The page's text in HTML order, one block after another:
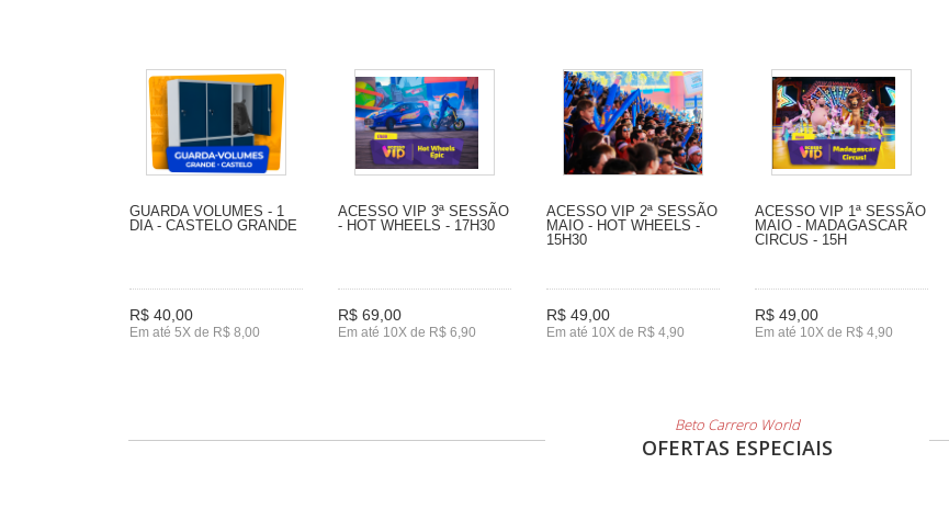
GUARDA VOLUMES - 1
DIA - CASTELO GRANDE
R$ 40,00
Em até 5X de R$ 8,00
ACESSO VIP 3ª SESSÃO
- HOT WHEELS - 17H30
R$ 69,00
Em até 10X de R$ 6,90
ACESSO VIP 2ª SESSÃO
MAIO - HOT WHEELS -
15H30
R$ 49,00
Em até 10X de R$ 4,90
ACESSO VIP 1ª SESSÃO
MAIO - MADAGASCAR
CIRCUS - 15H
R$ 49,00
Em até 10X de R$ 4,90
Beto Carrero World
OFERTAS ESPECIAIS